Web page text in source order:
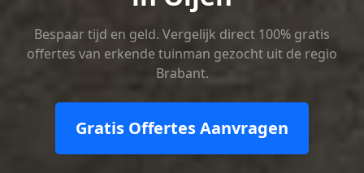
Bespaar tijd en geld. Vergelijk direct 100% gratis
offertes van erkende tuinman gezocht uit de regio
Brabant.
Gratis Offertes Aanvragen